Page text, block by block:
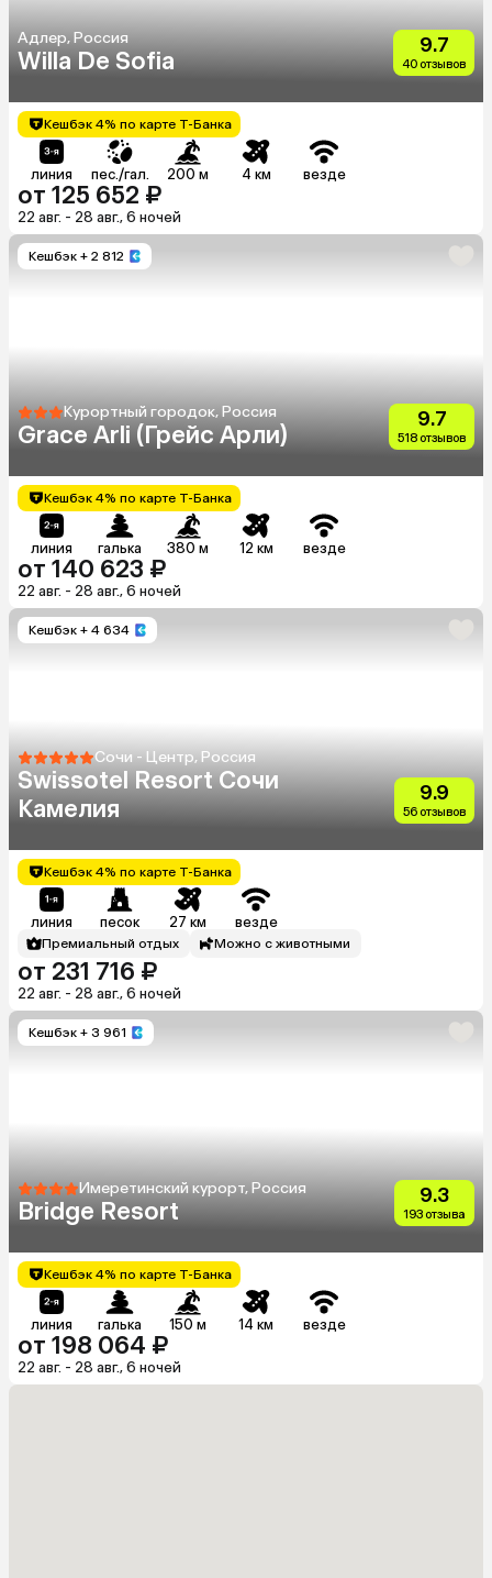
Адлер, Россия
Willa De Sofia
9.7
40 отзывов
Кешбэк 4% по карте Т-Банка
линия пес./гал. 200 м 4 км везде
от 125 652 ₽
22 авг. - 28 авг., 6 ночей
Кешбэк + 2 812
Курортный городок, Россия
Grace Arli (Грейс Арли)
9.7
518 отзывов
Кешбэк 4% по карте Т-Банка
линия галька 380 м 12 км везде
от 140 623 ₽
22 авг. - 28 авг., 6 ночей
Кешбэк + 4 634
Сочи - Центр, Россия
Swissotel Resort Сочи
Камелия
9.9
56 отзывов
Кешбэк 4% по карте Т-Банка
линия песок 27 км везде
Премиальный отдых Можно с животными
от 231 716 ₽
22 авг. - 28 авг., 6 ночей
Кешбэк + 3 961
Имеретинский курорт, Россия
Bridge Resort
9.3
193 отзыва
Кешбэк 4% по карте Т-Банка
линия галька 150 м 14 км везде
от 198 064 ₽
22 авг. - 28 авг., 6 ночей